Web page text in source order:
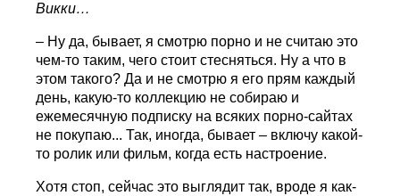
Викки…
– Ну да, бывает, я смотрю порно и не считаю это
чем-то таким, чего стоит стесняться. Ну а что в
этом такого? Да и не смотрю я его прям каждый
день, какую-то коллекцию не собираю и
ежемесячную подписку на всяких порно-сайтах
не покупаю... Так, иногда, бывает – включу какой-
то ролик или фильм, когда есть настроение.
Хотя стоп, сейчас это выглядит так, вроде я как-